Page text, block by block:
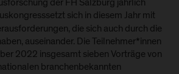
setzt sich in diesem Jahr mit
die sich auch durch die
auseinander. Die Teilnehmer*innen
2022 insgesamt sieben Vorträge von
branchenbekannten